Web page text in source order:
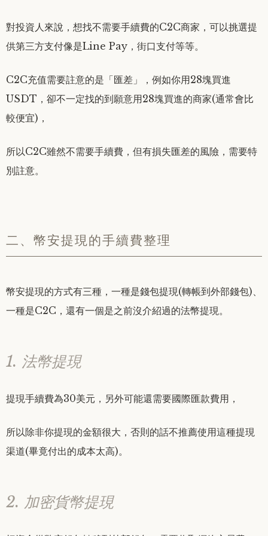
對投資人來說，想找不需要手續費的C2C商家，可以挑選提
供第三方支付像是Line Pay，街口支付等等。
C2C充值需要註意的是「匯差」，例如你用28塊買進
USDT，卻不一定找的到願意用28塊買進的商家(通常會比
較便宜)，
所以C2C雖然不需要手續費，但有損失匯差的風險，需要特
別註意。
二、幣安提現的手續費整理
幣安提現的方式有三種，一種是錢包提現(轉帳到外部錢包)、
一種是C2C，還有一個是之前沒介紹過的法幣提現。
1. 法幣提現
提現手續費為30美元，另外可能還需要國際匯款費用，
所以除非你提現的金額很大，否則的話不推薦使用這種提現
渠道(畢竟付出的成本太高)。
2. 加密貨幣提現